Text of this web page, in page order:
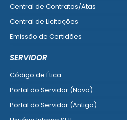
Central de Contratos/Atas
Central de Licitações
Emissão de Certidões
SERVIDOR
Código de Ética
Portal do Servidor (Novo)
Portal do Servidor (Antigo)